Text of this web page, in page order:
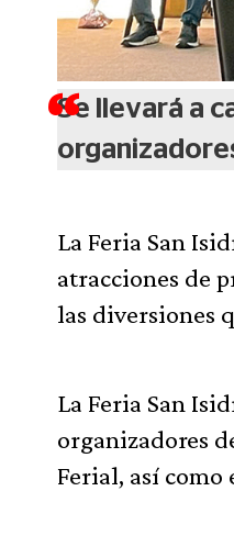
Se llevará a
La Feria San
atracciones de
las diversiones
La Feria San
organizadores
Ferial, así como